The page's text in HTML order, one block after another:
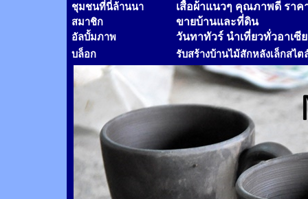
ชุมชนที่นี่ล้านนา เสื้อผ้าแนวๆ คุณภาพดี ราค
สมาชิก ขายบ้านและที่ดิน
อัลบั้มภาพ วันทาทัวร์ นำเที่ยวทั่วอาเซี
บล็อก รับสร้างบ้านไม้สักหลังเล็กสไต